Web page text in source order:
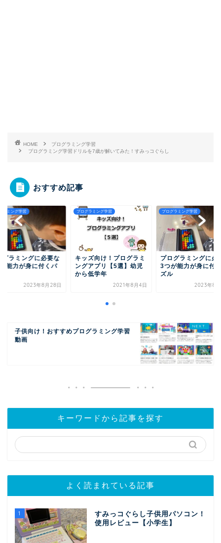
HOME
プログラミング学習
プログラミング学習ドリルを7歳が解いてみた！すみっコぐらし
おすすめ記事
ラミング学習
グラミングに必要な
能力が身に付くパ
2023年8月28日
プログラミング学習
キッズ向け！プログラミ
ングアプリ【5選】幼児
から低学年
2021年8月4日
プログラミング学習
プログラミングに必
3つが能力が身に付
ズル
2023年8
子供向け！おすすめプログラミング学習
動画
キーワードから記事を探す
よく読まれている記事
1
すみっコぐらし子供用パソコン！
使用レビュー【小学生】